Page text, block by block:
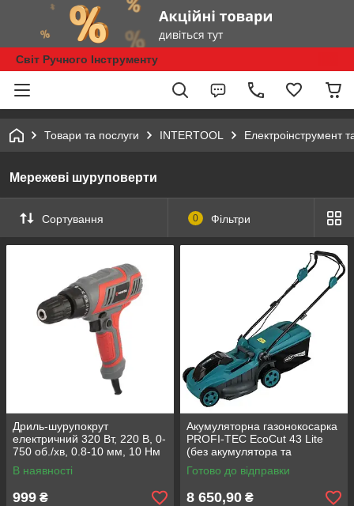
Світ Ручного Інструменту
Товари та послуги INTERTOOL Електроінструмент
Мережеві шуруповерти
Сортування 0 Фільтри
Дриль-шурупокрут
електричний 320 Вт, 220 В, 0-
750 об./хв, 0.8-10 мм, 10 Нм
INTERTOOL DT-0103
В наявності
999 ₴
Акумуляторна газонокосарка
PROFI-TEC EcoCut 43 Lite
(без акумулятора та
зарядного пристрою)
Готово до відправки
8 650,90 ₴